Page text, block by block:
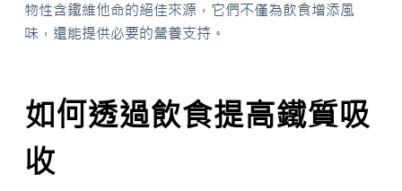
物性含鐵維他命的絕佳來源，它們不僅為飲食增添風
味，還能提供必要的營養支持。
如何透過飲食提高鐵質吸
收